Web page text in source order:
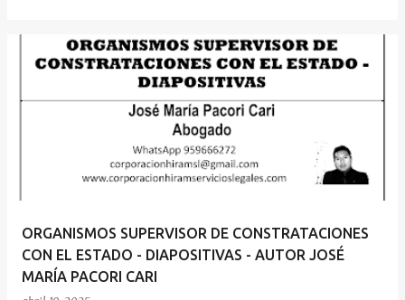
ORGANISMOS SUPERVISOR DE CONSTRATACIONES
CON EL ESTADO - DIAPOSITIVAS - AUTOR JOSÉ
MARÍA PACORI CARI